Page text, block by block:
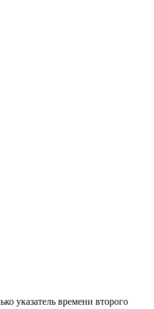
указатель времени второго